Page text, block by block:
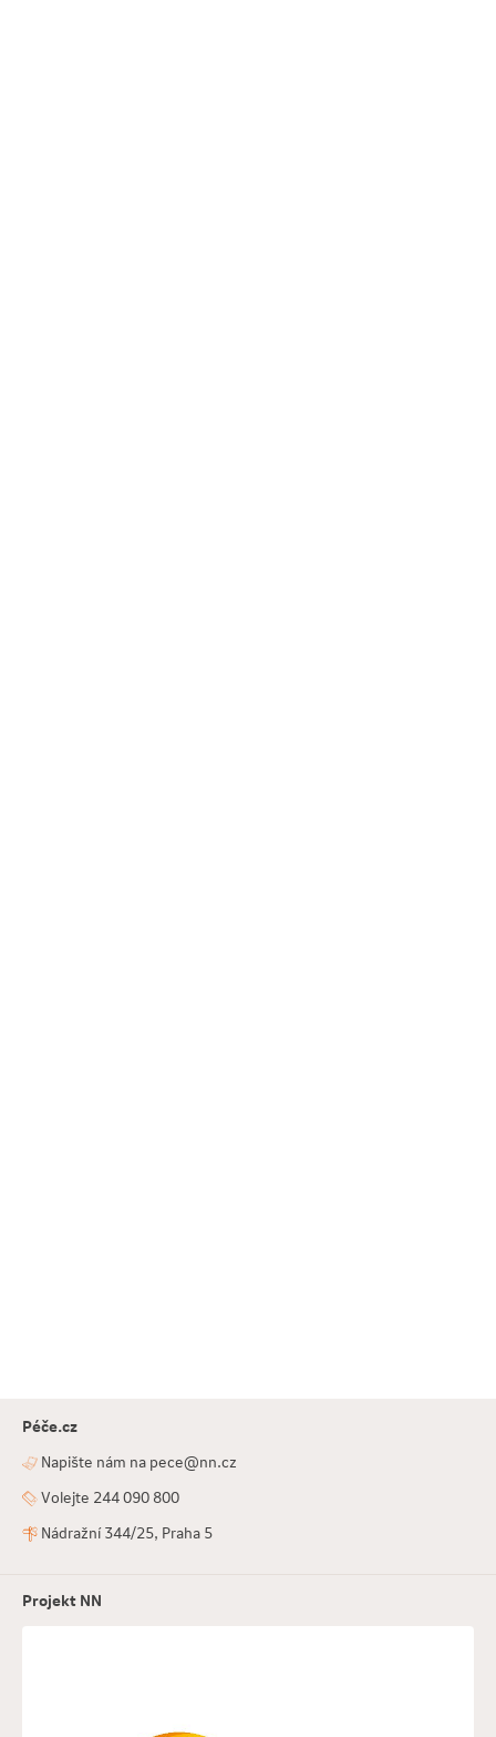
Péče.cz
Napište nám na pece@nn.cz
Volejte 244 090 800
Nádražní 344/25, Praha 5
Projekt NN